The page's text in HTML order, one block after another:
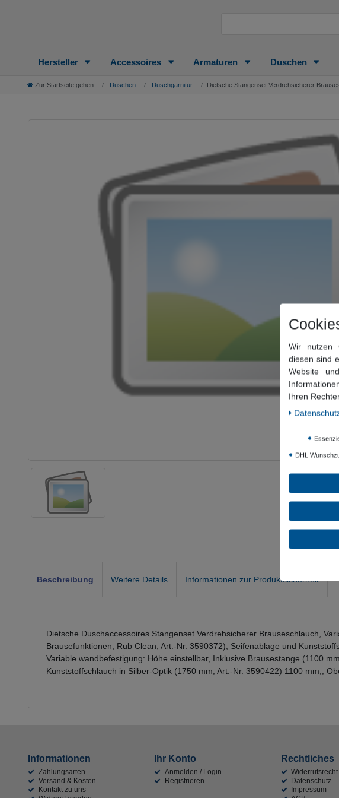
Hersteller Accessoires Armaturen Duschen
Zur Startseite gehen Duschen Duschgarnitur Dietsche Stangenset Verdrehsicherer
Beschreibung Weitere Details Informationen zur Produktsicherheit
Dietsche Duschaccessoires Stangenset Verdrehsicherer Brauseschlauch,
Brausefunktionen, Rub Clean, Art.-Nr. 3590372), Seifenablage und
Variable wandbefestigung: Höhe einstellbar, Inklusive Brausestange (1100
Kunststoffschlauch in Silber-Optik (1750 mm, Art.-Nr. 3590422) 1100 mm,,
Informationen
Zahlungsarten
Versand & Kosten
Kontakt zu uns
Ihr Konto
Anmelden / Login
Registrieren
Rechtliches
Widerrufsrecht
Datenschutz
Impressum
Wir nutzen
diesen sind
Website
Ihren
DHL